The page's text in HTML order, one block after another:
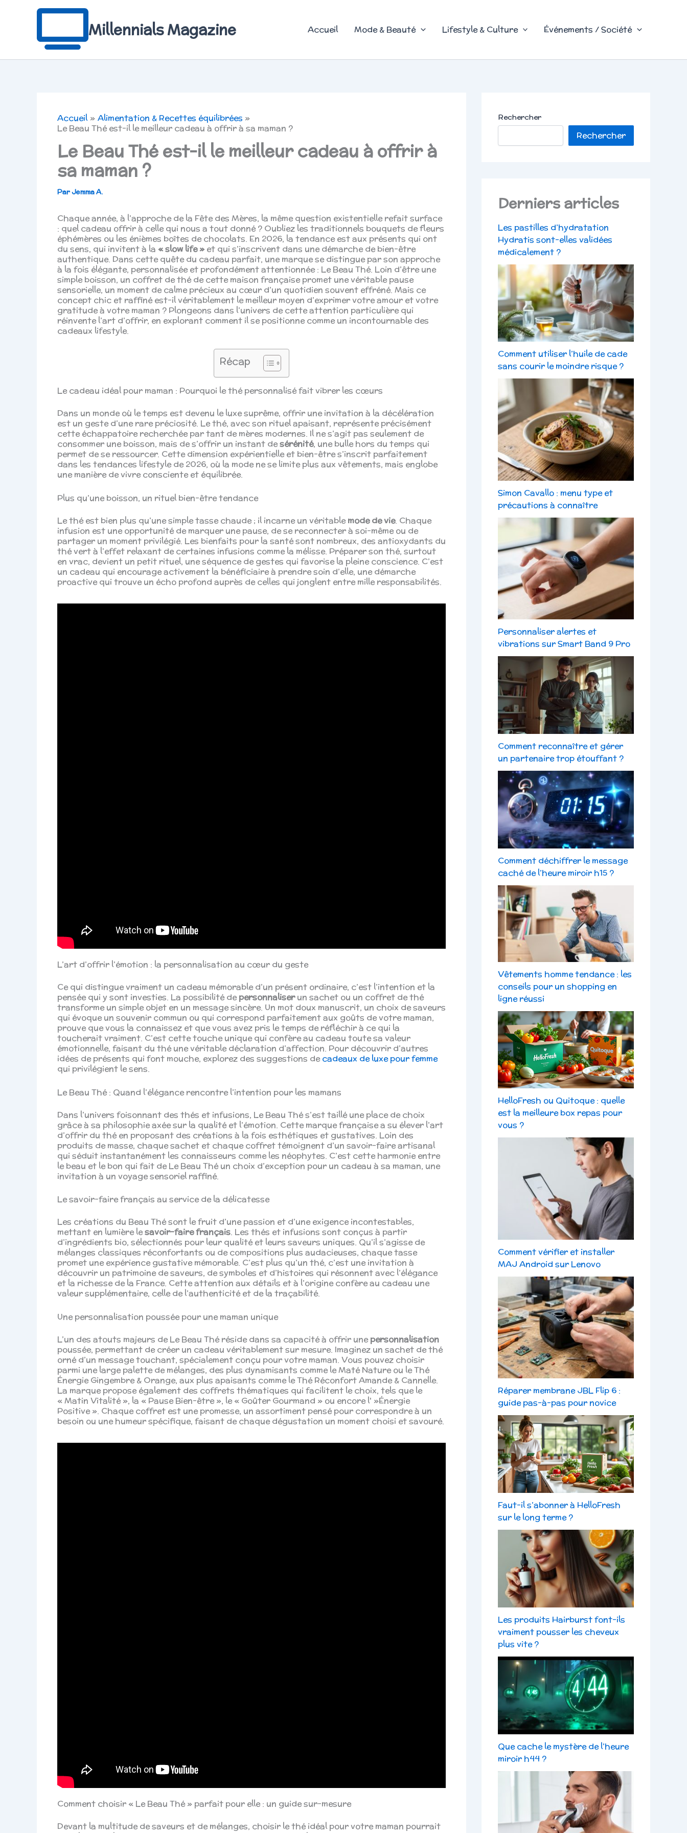
Millennials Magazine Accueil Mode & Beauté Lifestyle & Culture Événements / Société
Accueil
Alimentation & Recettes équilibrées
Le Beau Thé est-il le meilleur cadeau à offrir à sa maman ?
Le Beau Thé est-il le meilleur cadeau à offrir à
sa maman ?
ParJemma A.
Chaque année, à l’approche de la Fête des Mères, la même question existentielle refait surface
: quel cadeau offrir à celle qui nous a tout donné ? Oubliez les traditionnels bouquets de fleurs
éphémères ou les énièmes boîtes de chocolats. En 2026, la tendance est aux présents qui ont
du sens, qui invitent à la « slow life »et qui s’inscrivent dans une démarche de bien-être
authentique. Dans cette quête du cadeau parfait, une marque se distingue par son approche
à la fois élégante, personnalisée et profondément attentionnée : Le Beau Thé. Loin d’être une
simple boisson, un coffret de thé de cette maison française promet une véritable pause
sensorielle, un moment de calme précieux au cœur d’un quotidien souvent effréné. Mais ce
concept chic et raffiné est-il véritablement le meilleur moyen d’exprimer votre amour et votre
gratitude à votre maman ? Plongeons dans l’univers de cette attention particulière qui
réinvente l’art d’offrir, en explorant comment il se positionne comme un incontournable des
cadeaux lifestyle.
Récap
Le cadeau idéal pour maman : Pourquoi le thé personnalisé fait vibrer les cœurs
Dans un monde où le temps est devenu le luxe suprême, offrir une invitation à la décélération
est un geste d’une rare préciosité. Le thé, avec son rituel apaisant, représente précisément
cette échappatoire recherchée par tant de mères modernes. Il ne s’agit pas seulement de
consommer une boisson, mais de s’offrir un instant desérénité, une bulle hors du temps qui
permet de se ressourcer. Cette dimension expérientielle et bien-être s’inscrit parfaitement
dans les tendances lifestyle de 2026, où la mode ne se limite plus aux vêtements, mais englobe
une manière de vivre consciente et équilibrée.
Plus qu’une boisson, un rituel bien-être tendance
Le thé est bien plus qu’une simple tasse chaude ; il incarne un véritablemode de vie. Chaque
infusion est une opportunité de marquer une pause, de se reconnecter à soi-même ou de
partager un moment privilégié. Les bienfaits pour la santé sont nombreux, des antioxydants du
thé vert à l’effet relaxant de certaines infusions comme la mélisse. Préparer son thé, surtout
en vrac, devient un petit rituel, une séquence de gestes qui favorise la pleine conscience. C’est
un cadeau qui encourage activement la bénéficiaire à prendre soin d’elle, une démarche
proactive qui trouve un écho profond auprès de celles qui jonglent entre mille responsabilités.
L’art d’offrir l’émotion : la personnalisation au cœur du geste
Ce qui distingue vraiment un cadeau mémorable d’un présent ordinaire, c’est l’intention et la
pensée qui y sont investies. La possibilité depersonnaliserun sachet ou un coffret de thé
transforme un simple objet en un message sincère. Un mot doux manuscrit, un choix de saveurs
qui évoque un souvenir commun ou qui correspond parfaitement aux goûts de votre maman,
prouve que vous la connaissez et que vous avez pris le temps de réfléchir à ce qui la
toucherait vraiment. C’est cette touche unique qui confère au cadeau toute sa valeur
émotionnelle, faisant du thé une véritable déclaration d’affection. Pour découvrir d’autres
idées de présents qui font mouche, explorez des suggestions decadeaux de luxe pour femme
qui privilégient le sens.
Le Beau Thé : Quand l’élégance rencontre l’intention pour les mamans
Dans l’univers foisonnant des thés et infusions, Le Beau Thé s’est taillé une place de choix
grâce à sa philosophie axée sur la qualité et l’émotion. Cette marque française a su élever l’art
d’offrir du thé en proposant des créations à la fois esthétiques et gustatives. Loin des
produits de masse, chaque sachet et chaque coffret témoignent d’un savoir-faire artisanal
qui séduit instantanément les connaisseurs comme les néophytes. C’est cette harmonie entre
le beau et le bon qui fait de Le Beau Thé un choix d’exception pour un cadeau à sa maman, une
invitation à un voyage sensoriel raffiné.
Le savoir-faire français au service de la délicatesse
Les créations du Beau Thé sont le fruit d’une passion et d’une exigence incontestables,
mettant en lumière lesavoir-faire français. Les thés et infusions sont conçus à partir
d’ingrédients bio, sélectionnés pour leur qualité et leurs saveurs uniques. Qu’il s’agisse de
mélanges classiques réconfortants ou de compositions plus audacieuses, chaque tasse
promet une expérience gustative mémorable. C’est plus qu’un thé, c’est une invitation à
découvrir un patrimoine de saveurs, de symboles et d’histoires qui résonnent avec l’élégance
et la richesse de la France. Cette attention aux détails et à l’origine confère au cadeau une
valeur supplémentaire, celle de l’authenticité et de la traçabilité.
Une personnalisation poussée pour une maman unique
L’un des atouts majeurs de Le Beau Thé réside dans sa capacité à offrir unepersonnalisation
poussée, permettant de créer un cadeau véritablement sur mesure. Imaginez un sachet de thé
orné d’un message touchant, spécialement conçu pour votre maman. Vous pouvez choisir
parmi une large palette de mélanges, des plus dynamisants comme le Maté Nature ou le Thé
Énergie Gingembre & Orange, aux plus apaisants comme le Thé Réconfort Amande & Cannelle.
La marque propose également des coffrets thématiques qui facilitent le choix, tels que le
« Matin Vitalité », la « Pause Bien-être », le « Goûter Gourmand » ou encore l' »Énergie
Positive ». Chaque coffret est une promesse, un assortiment pensé pour correspondre à un
besoin ou une humeur spécifique, faisant de chaque dégustation un moment choisi et savouré.
Comment choisir « Le Beau Thé » parfait pour elle : un guide sur-mesure
Devant la multitude de saveurs et de mélanges, choisir le thé idéal pour votre maman pourrait
Rechercher
Rechercher
Derniers articles
Les pastilles d’hydratation
Hydratis sont-elles validées
médicalement ?
Comment utiliser l’huile de cade
sans courir le moindre risque ?
Simon Cavallo : menu type et
précautions à connaître
Personnaliser alertes et
vibrations sur Smart Band 9 Pro
Comment reconnaître et gérer
un partenaire trop étouffant ?
Comment déchiffrer le message
caché de l’heure miroir h15 ?
Vêtements homme tendance : les
conseils pour un shopping en
ligne réussi
HelloFresh ou Quitoque : quelle
est la meilleure box repas pour
vous ?
Comment vérifier et installer
MAJ Android sur Lenovo
Réparer membrane JBL Flip 6 :
guide pas-à-pas pour novice
Faut-il s’abonner à HelloFresh
sur le long terme ?
Les produits Hairburst font-ils
vraiment pousser les cheveux
plus vite ?
Que cache le mystère de l’heure
miroir h44 ?